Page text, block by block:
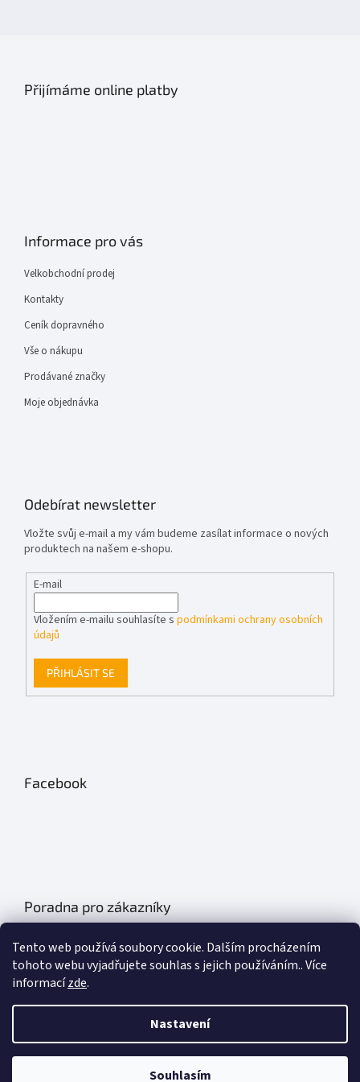
Tento web používá soubory cookie. Dalším procházením
tohoto webu vyjadřujete souhlas s jejich používáním.. Více
informacízde.
Nastavení
Souhlasím
Přijímáme online platby
Informace pro vás
Velkobchodní prodej
Kontakty
Ceník dopravného
Vše o nákupu
Prodávané značky
Moje objednávka
Odebírat newsletter
Vložte svůj e-mail a my vám budeme zasílat informace o nových
produktech na našem e-shopu.
E-mail
Vložením e-mailu souhlasíte s podmínkami ochrany osobních
údajů
PŘIHLÁSIT SE
Facebook
Poradna pro zákazníky
Poklice na auto- kryty kol
Plachty na auto
Chladící boxy do auta
Základní informace o olejích